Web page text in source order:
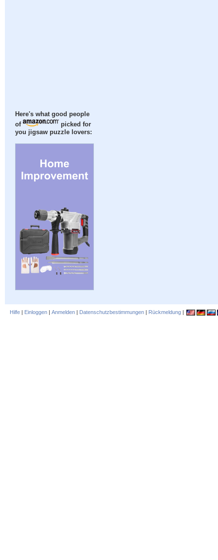
Here's what good people
of
picked for
you jigsaw puzzle lovers:
Hilfe | Einloggen | Anmelden | Datenschutzbestimmungen | Rückmeldung |